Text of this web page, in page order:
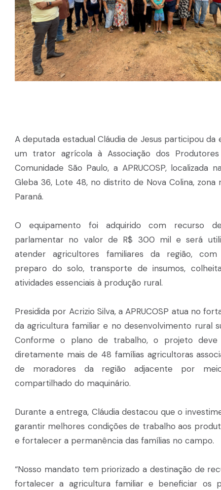
A deputada estadual Cláudia de Jesus participou da
um trator agrícola à Associação dos Produtores
Comunidade São Paulo, a APRUCOSP, localizada
Gleba 36, Lote 48, no distrito de Nova Colina, zona
Paraná.
O equipamento foi adquirido com recurso
parlamentar no valor de R$ 300 mil e será
atender agricultores familiares da região,
preparo do solo, transporte de insumos,
atividades essenciais à produção rural.
Presidida por Acrizio Silva, a APRUCOSP atua no
da agricultura familiar e no desenvolvimento rural
Conforme o plano de trabalho, o projeto deve
diretamente mais de 48 famílias agricultoras
de moradores da região adjacente por
compartilhado do maquinário.
Durante a entrega, Cláudia destacou que o
garantir melhores condições de trabalho aos
e fortalecer a permanência das famílias no campo.
“Nosso mandato tem priorizado a destinação de
fortalecer a agricultura familiar e beneficiar os